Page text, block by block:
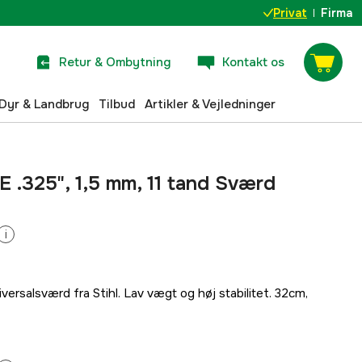
Privat Firma
Retur & Ombytning Kontakt os
& Landbrug Tilbud Artikler & Vejledninger
.325", 1,5 mm, 11 tand Sværd
i
fra Stihl. Lav vægt og høj stabilitet. 32cm,